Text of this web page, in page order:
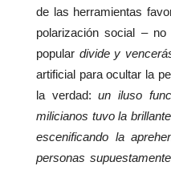
de las herramientas
polarización social –
popular divide y
artificial para ocultar la
la verdad:un iluso
milicianos tuvo la
escenificando la
personas